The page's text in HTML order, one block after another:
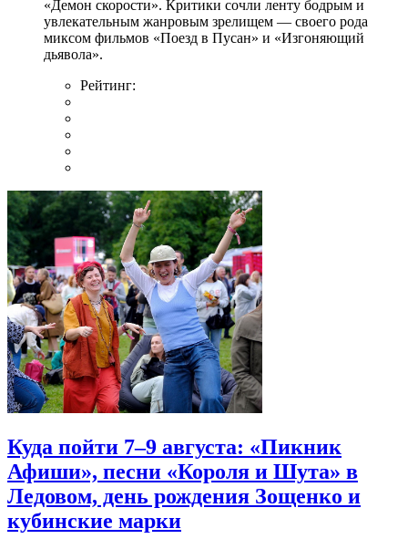
«Демон скорости». Критики сочли ленту бодрым и
увлекательным жанровым зрелищeм — своего рода
миксом фильмов «Поезд в Пусан» и «Изгоняющий
дьявола».
Рейтинг:
Куда пойти 7–9 августа: «Пикник
Афиши», песни «Короля и Шута» в
Ледовом, день рождения Зощенко и
кубинские марки